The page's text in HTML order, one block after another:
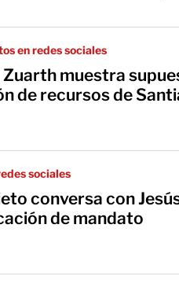
en redes sociales
Zuarth muestra
de recursos de
sociales
conversa con
de mandato